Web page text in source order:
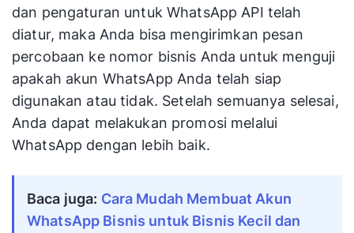
dan pengaturan untuk WhatsApp API telah
diatur, maka Anda bisa mengirimkan pesan
percobaan ke nomor bisnis Anda untuk menguji
apakah akun WhatsApp Anda telah siap
digunakan atau tidak. Setelah semuanya selesai,
Anda dapat melakukan promosi melalui
WhatsApp dengan lebih baik.
Baca juga: Cara Mudah Membuat Akun
WhatsApp Bisnis untuk Bisnis Kecil dan